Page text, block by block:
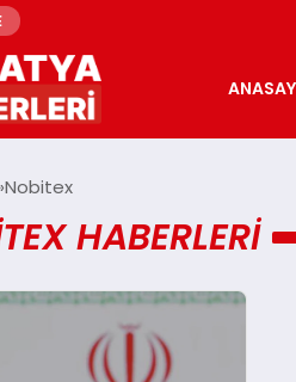
Nobitex
HABERLERI